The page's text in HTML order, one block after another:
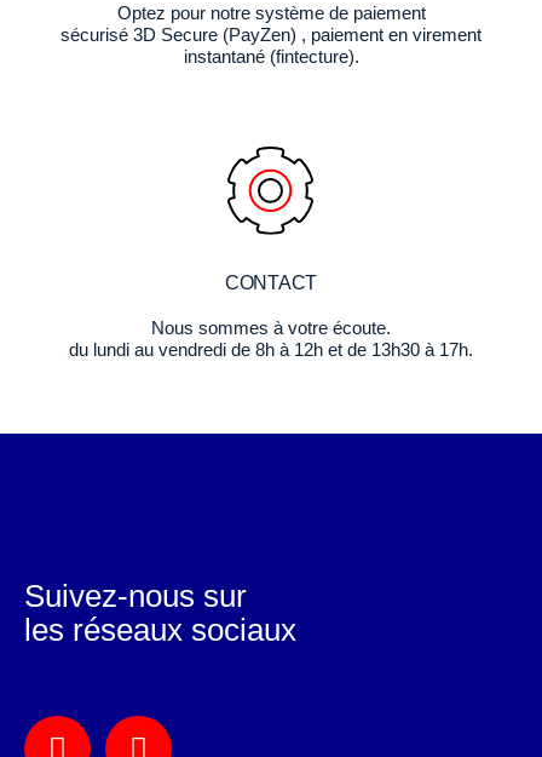
Optez pour notre système de paiement
sécurisé 3D Secure (PayZen) , paiement en virement
instantané (fintecture).
CONTACT
Nous sommes à votre écoute.
du lundi au vendredi de 8h à 12h et de 13h30 à 17h.
Suivez-nous sur
les réseaux sociaux